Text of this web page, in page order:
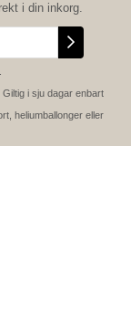
i din inkorg.
i sju dagar enbart
heliumballonger eller